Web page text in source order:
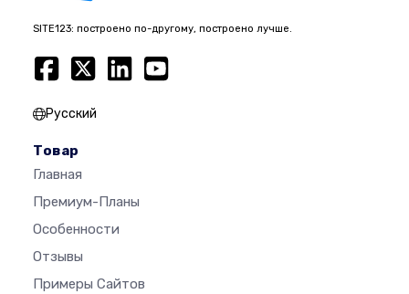
SITE123: построено по-другому, построено лучше.
Русский
Товар
Главная
Премиум-Планы
Особенности
Отзывы
Примеры Сайтов